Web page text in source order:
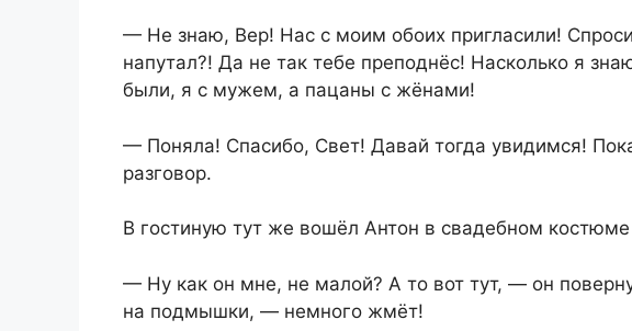
— Не знаю, Вер! Нас с моим обоих пригласили!
напутал?! Да не так тебе преподнёс! Насколько я
были, я с мужем, а пацаны с жёнами!
— Поняла! Спасибо, Свет! Давай тогда увидимся!
разговор.
В гостиную тут же вошёл Антон в свадебном
— Ну как он мне, не малой? А то вот тут, — он
на подмышки, — немного жмёт!